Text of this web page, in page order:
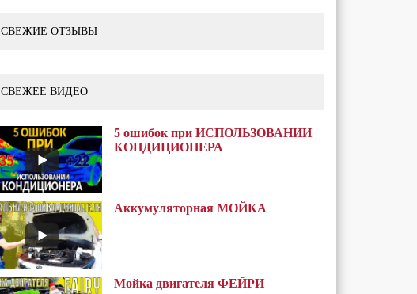
СВЕЖИЕ ОТЗЫВЫ
СВЕЖЕЕ ВИДЕО
5 ошибок при ИСПОЛЬЗОВАНИИ
КОНДИЦИОНЕРА
Аккумуляторная МОЙКА
Мойка двигателя ФЕЙРИ